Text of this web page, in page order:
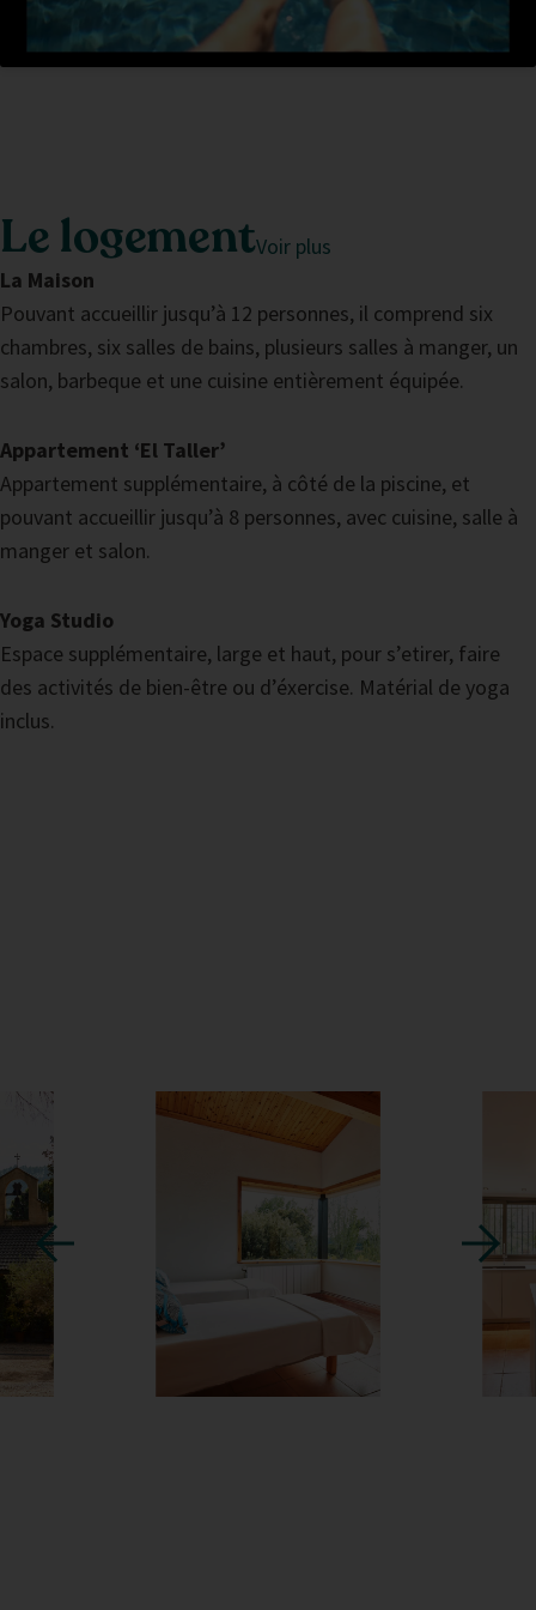
Le logementVoir plus
La Maison
Pouvant accueillir jusqu’à 12 personnes, il comprend six
chambres, six salles de bains, plusieurs salles à manger, un
salon, barbeque et une cuisine entièrement équipée.
Appartement ‘El Taller’
Appartement supplémentaire, à côté de la piscine, et
pouvant accueillir jusqu’à 8 personnes, avec cuisine, salle à
manger et salon.
Yoga Studio
Espace supplémentaire, large et haut, pour s’etirer, faire
des activités de bien-être ou d’éxercise. Matérial de yoga
inclus.